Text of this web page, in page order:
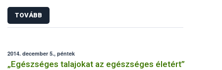
TOVÁBB
2014. december 5., péntek
„Egészséges talajokat az egészséges életért”